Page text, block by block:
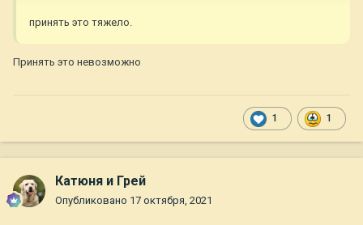
принять это тяжело.
Принять это невозможно
1 1
Катюня и Грей
Опубликовано 17 октября, 2021